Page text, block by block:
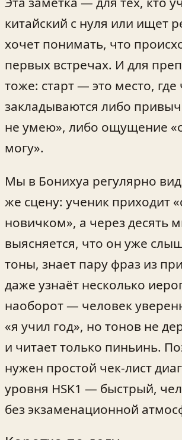
китайский с нуля или ищет
хочет понимать, что
первых встречах. И для
тоже: старт — это место,
закладываются либо
не умею», либо ощущение
могу».
Мы в Бонихуа регулярно
же сцену: ученик приходит
новичком», а через десять
выясняется, что он уже
тоны, знает пару фраз из
даже узнаёт несколько
наоборот — человек
«я учил год», но тонов не
и читает только пиньинь.
нужен простой чек‑лист
уровня HSK1 — быстрый,
без экзаменационной